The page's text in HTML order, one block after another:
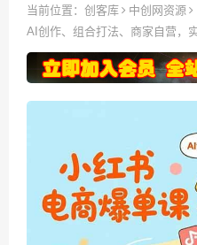
当前位置： 创客库 中创网资源
AI创作、组合打法、商家自营，